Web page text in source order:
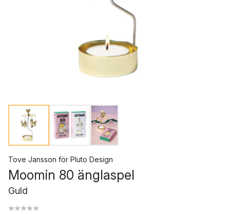
Tove Jansson för Pluto Design
Moomin 80 änglaspel
Guld